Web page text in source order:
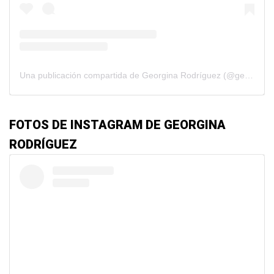
FOTOS DE INSTAGRAM DE GEORGINA
RODRÍGUEZ